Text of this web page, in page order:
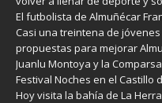
El futbolista de Almuñécar
Casi una treintena de
propuestas para mejorar
Juanlu Montoya y la
Festival Noches en el Castillo
Hoy visita la bahía de La